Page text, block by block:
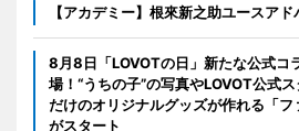
【アカデミー】根來新之助ユースア
8月8日「LOVOTの日」新たな公式コ
場！“うちの子”の写真やLOVOT公式
だけのオリジナルグッズが作れる「フ
がスタート